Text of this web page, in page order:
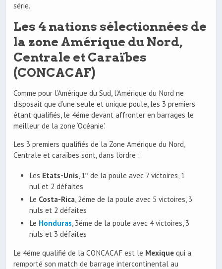
série.
Les 4 nations sélectionnées de
la zone Amérique du Nord,
Centrale et Caraïbes
(CONCACAF)
Comme pour l’Amérique du Sud, l’Amérique du Nord ne
disposait que d’une seule et unique poule, les 3 premiers
étant qualifiés, le 4éme devant affronter en barrages le
meilleur de la zone ‘Océanie’.
Les 3 premiers qualifiés de la Zone Amérique du Nord,
Centrale et caraïbes sont, dans l’ordre :
Les Etats-Unis, 1erde la poule avec 7 victoires, 1
nul et 2 défaites
Le Costa-Rica, 2éme de la poule avec 5 victoires, 3
nuls et 2 défaites
Le Honduras, 3éme de la poule avec 4 victoires, 3
nuls et 3 défaites
Le 4éme qualifié de la CONCACAF est le Mexique qui a
remporté son match de barrage intercontinental au